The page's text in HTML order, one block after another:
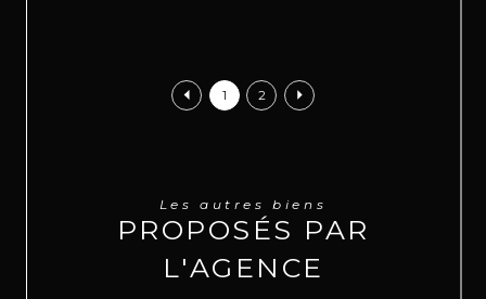
1 2
Les autres biens
PROPOSÉS PAR
L'AGENCE